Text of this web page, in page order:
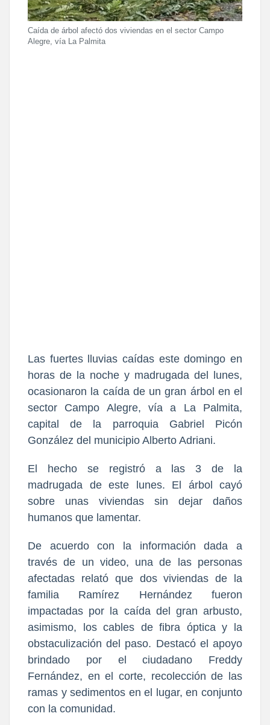
Caída de árbol afectó dos viviendas en el sector Campo
Alegre, vía La Palmita
Las fuertes lluvias caídas este domingo en
horas de la noche y madrugada del lunes,
ocasionaron la caída de un gran árbol en el
sector Campo Alegre, vía a La Palmita,
capital de la parroquia Gabriel Picón
González del municipio Alberto Adriani.
El hecho se registró a las 3 de la
madrugada de este lunes. El árbol cayó
sobre unas viviendas sin dejar daños
humanos que lamentar.
De acuerdo con la información dada a
través de un video, una de las personas
afectadas relató que dos viviendas de la
familia Ramírez Hernández fueron
impactadas por la caída del gran arbusto,
asimismo, los cables de fibra óptica y la
obstaculización del paso. Destacó el apoyo
brindado por el ciudadano Freddy
Fernández, en el corte, recolección de las
ramas y sedimentos en el lugar, en conjunto
con la comunidad.